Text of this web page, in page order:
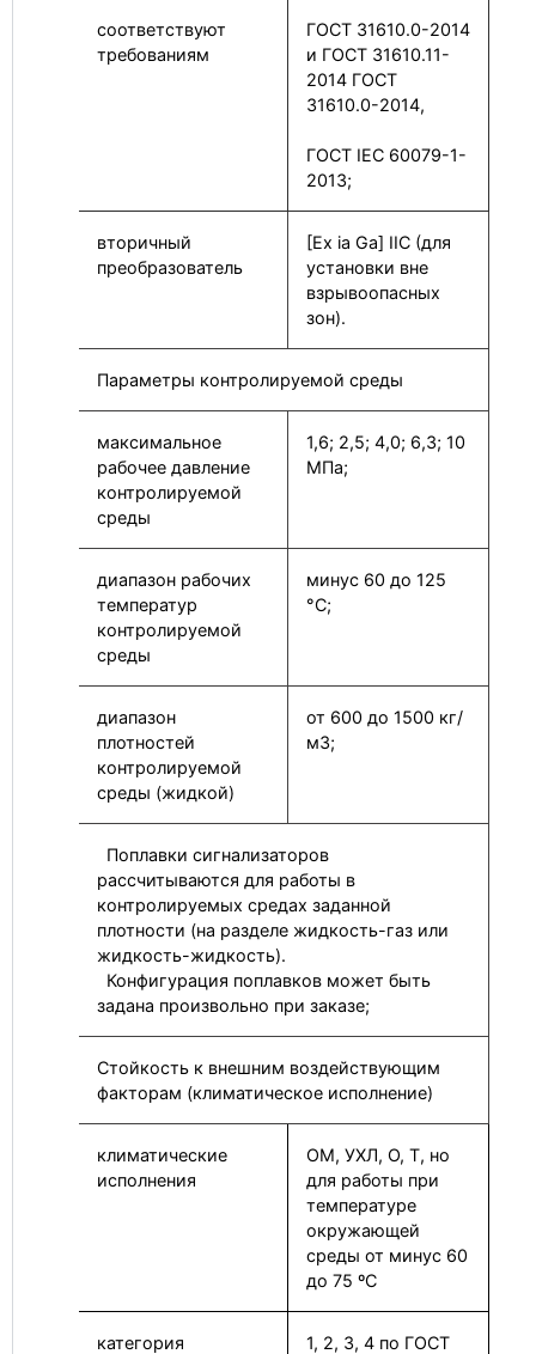
соответствуют
требованиям
ГОСТ 31610.0-2014
и ГОСТ 31610.11-
2014 ГОСТ
31610.0-2014,
ГОСТ IEC 60079-1-
2013;
вторичный
преобразователь
[Ex ia Ga] IIC (для
установки вне
взрывоопасных
зон).
Параметры контролируемой среды
максимальное
рабочее давление
контролируемой
среды
1,6; 2,5; 4,0; 6,3; 10
МПа;
диапазон рабочих
температур
контролируемой
среды
минус 60 до 125
°С;
диапазон
плотностей
контролируемой
среды (жидкой)
от 600 до 1500 кг/
м3;
Поплавки сигнализаторов
рассчитываются для работы в
контролируемых средах заданной
плотности (на разделе жидкость-газ или
жидкость-жидкость).
Конфигурация поплавков может быть
задана произвольно при заказе;
Стойкость к внешним воздействующим
факторам (климатическое исполнение)
климатические
исполнения
ОМ, УХЛ, О, Т, но
для работы при
температуре
окружающей
среды от минус 60
до 75 ºС
категория
1, 2, 3, 4 по ГОСТ